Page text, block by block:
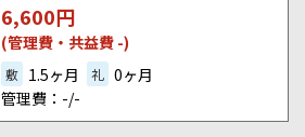
6,600円
(管理費・共益費 -)
敷 1.5ヶ月 礼 0ヶ月
管理費：-/-